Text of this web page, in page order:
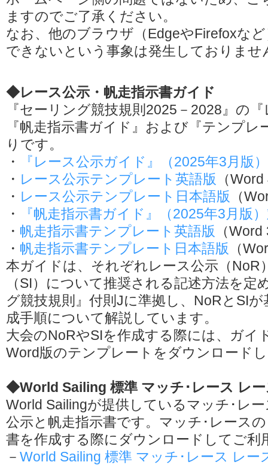
ますのでご了承ください。
なお、他のブラウザ（EdgeやFirefoxな
できないという事象は発生しておりませ
◆レース公示・帆走指示書ガイド
『セーリング競技規則2025－2028』の
『帆走指示書ガイド』および『テンプ
りです。
・
『レース公示ガイド』（2025年3月版
・ レース公示テンプレート英語版 （
・ レース公示テンプレート日本語版 （
・
『帆走指示書ガイド』（2025年3月版
・ 帆走指示書テンプレート英語版 （
・ 帆走指示書テンプレート日本語版 （
本ガイドは、それぞれレース公示（NoR
（SI）について推奨される記述方法を定
グ競技規則』付則Jに準拠し、NoRとSI
成手順について解説しています。
大会のNoRやSIを作成する際には、ガイ
Word版のテンプレートをダウンロード
◆World Sailing 標準 マッチ･レース レー
World Sailingが提供しているマッチ･レ
公示と帆走指示書です。マッチ･レース
書を作成する際にダウンロードしてご利
－ World Sailing 標準 マッチ･レース レー